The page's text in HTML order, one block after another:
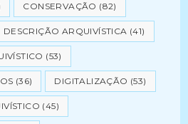
CONSERVAÇÃO (82)
DESCRIÇÃO ARQUIVÍSTICA (41)
(53)
(36) DIGITALIZAÇÃO (53)
(45)